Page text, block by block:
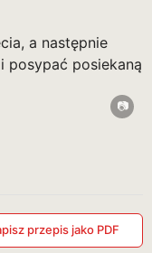
a następnie
posypać posiekaną
przepis jako PDF